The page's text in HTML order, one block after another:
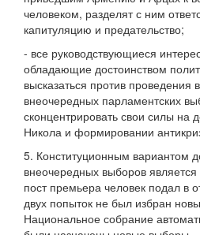
человеком, разделят с ним
капитуляцию и предательство;
- все руководствующиеся
обладающие достоинством
высказаться против проведения
внеочередных парламентских
сконцентрировать свои силы на
Никола и формировании
5. Конституционным вариантом
внеочередных выборов
пост премьера человек подал в
двух попыток не был избран
Национальное собрание